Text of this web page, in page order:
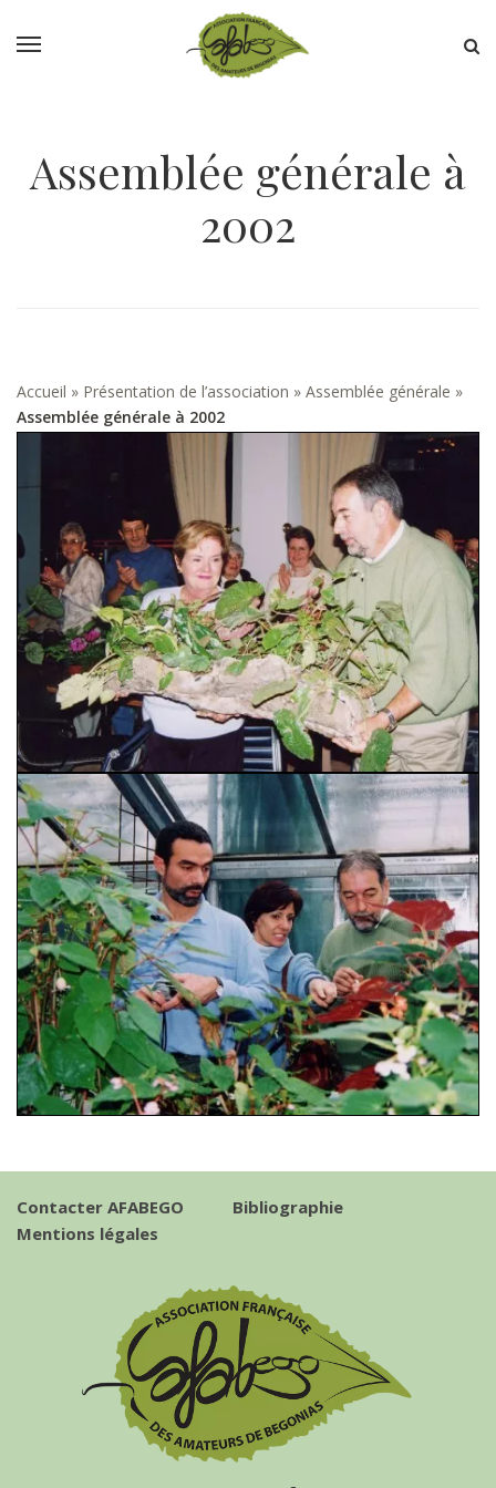
Assemblée générale à
2002
Accueil » Présentation de l’association » Assemblée générale »
Assemblée générale à 2002
Contacter AFABEGO
Bibliographie
Mentions légales